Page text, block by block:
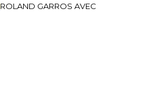
ROLAND GARROS AVEC